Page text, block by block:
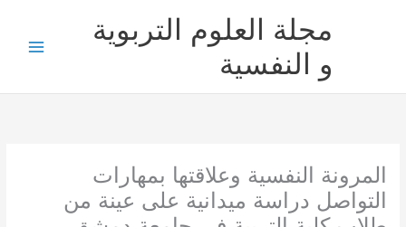
مجلة العلوم التربوية
و النفسية
المرونة النفسية وعلاقتها بمهارات
التواصل دراسة ميدانية على عينة من